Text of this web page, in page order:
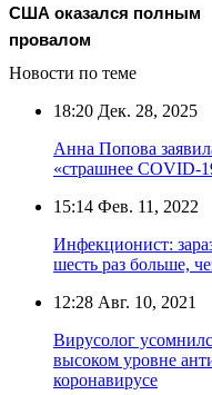
США оказался полным
провалом
Новости по теме
18:20 Дек. 28, 2025
Анна Попова
«страшнее COVID-
15:14 Фев. 11, 2022
Инфекционист:
шесть раз больше,
12:28 Авг. 10, 2021
Вирусолог
высоком уровне
коронавирусе